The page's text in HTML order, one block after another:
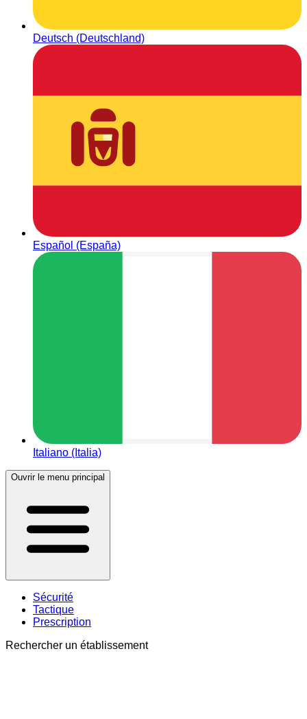
Deutsch (Deutschland)
Español (España)
Italiano (Italia)
Ouvrir le menu principal
Sécurité
Tactique
Prescription
Rechercher un établissement